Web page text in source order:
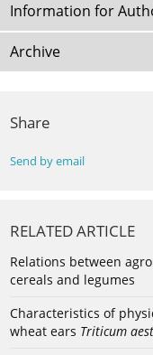
Information for
Archive
Share
Send by email
RELATED ARTICLE
Relations between
cereals and legumes
Characteristics of
wheat ears Triticum